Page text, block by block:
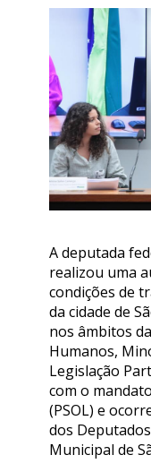
A deputada
realizou uma
condições de
da cidade de
nos âmbitos
Humanos,
Legislação
com o
(PSOL) e
dos
Municipal de